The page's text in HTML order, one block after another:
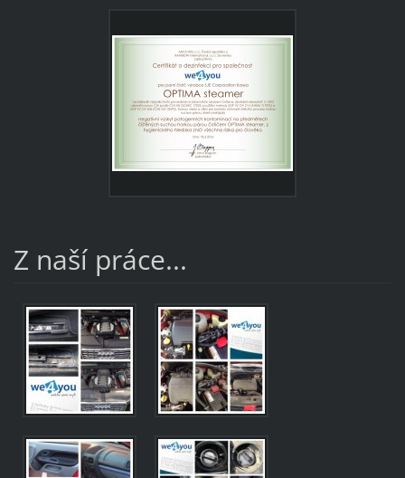
Z naší práce...